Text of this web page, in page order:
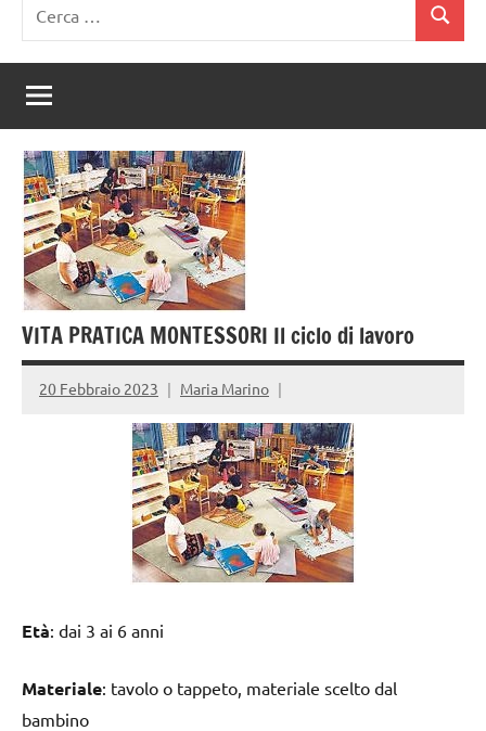
per:
Cerca
VITA PRATICA MONTESSORI Il ciclo di lavoro
20 Febbraio 2023 Maria Marino
Età: dai 3 ai 6 anni
Materiale: tavolo o tappeto, materiale scelto dal
bambino